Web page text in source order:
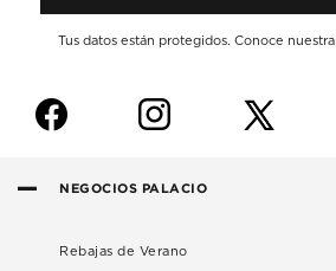
Tus datos están protegidos. Conoce nuestra
f i
NEGOCIOS PALACIO
Rebajas de Verano